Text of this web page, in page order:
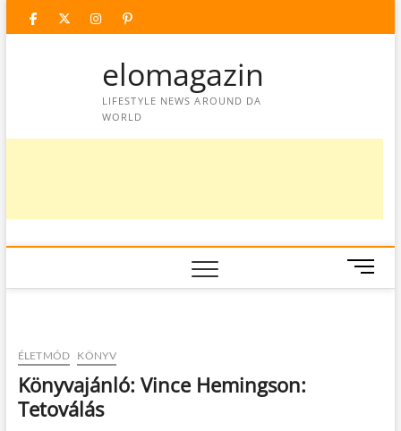
facebooktwitter
instagram
googleplus
pinterest
elomagazin
LIFESTYLE NEWS AROUND DA
WORLD
M
e
ÉLETMÓD KÖNYV
Könyvajánló: Vince Hemingson:
Tetoválás